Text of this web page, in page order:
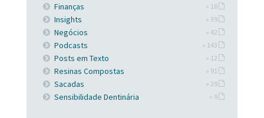
Finanças » 18
Insights » 39
Negócios » 42
Podcasts » 143
Posts em Texto » 12
Resinas Compostas » 91
Sacadas » 29
Sensibilidade Dentinária » 9